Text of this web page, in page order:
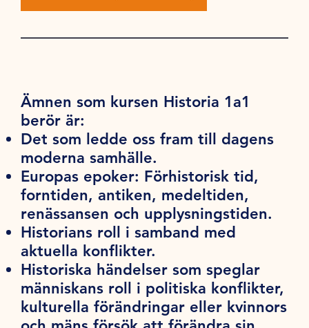
Ämnen som kursen Historia 1a1
berör är:
Det som ledde oss fram till dagens
moderna samhälle.
Europas epoker: Förhistorisk tid,
forntiden, antiken, medeltiden,
renässansen och upplysningstiden.
Historians roll i samband med
aktuella konflikter.
Historiska händelser som speglar
människans roll i politiska konflikter,
kulturella förändringar eller kvinnors